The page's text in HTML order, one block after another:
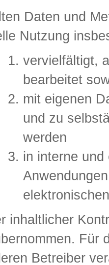
Daten und
Nutzung
vervielfältigt,
bearbeitet
mit eigenen
und zu
werden
in interne
inhaltlicher
Für
Betreiber